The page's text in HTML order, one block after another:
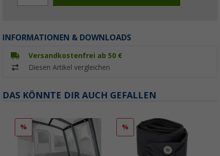
INFORMATIONEN & DOWNLOADS
Versandkostenfrei ab 50 €
Diesen Artikel vergleichen
DAS KÖNNTE DIR AUCH GEFALLEN
% %